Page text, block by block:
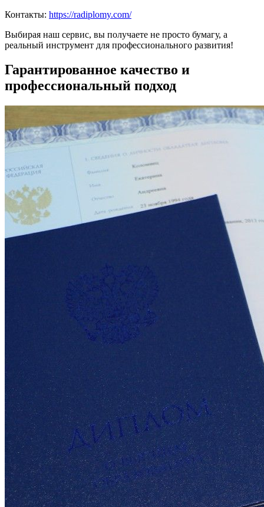
Контакты: https://radiplomy.com/
Выбирая наш сервис, вы получаете не просто бумагу, а
реальный инструмент для профессионального развития!
Гарантированное качество и
профессиональный подход